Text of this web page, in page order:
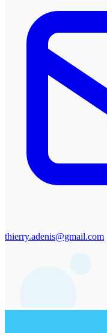
thierry.adenis@gmail.com